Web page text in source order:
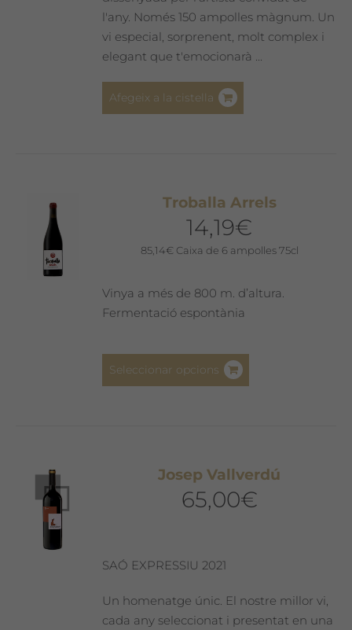
l'any. Només 150 ampolles màgnum. Un
vi especial, sorprenent, molt complex i
elegant que t'emocionarà ...
Afegeix a la cistella
Troballa Arrels
14,19€
85,14€ Caixa de 6 ampolles 75cl
Vinya a més de 800 m. d’altura.
Fermentació espontània
Seleccionar opcions
opcions
pàgina
del
Josep Vallverdú
65,00€
SAÓ EXPRESSIU 2021
Un homenatge únic. El nostre millor vi,
cada any seleccionat i presentat en una